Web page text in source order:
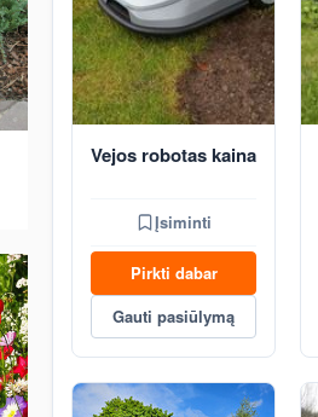
Vejos robotas kaina
Įsiminti
Pirkti dabar
Gauti pasiūlymą